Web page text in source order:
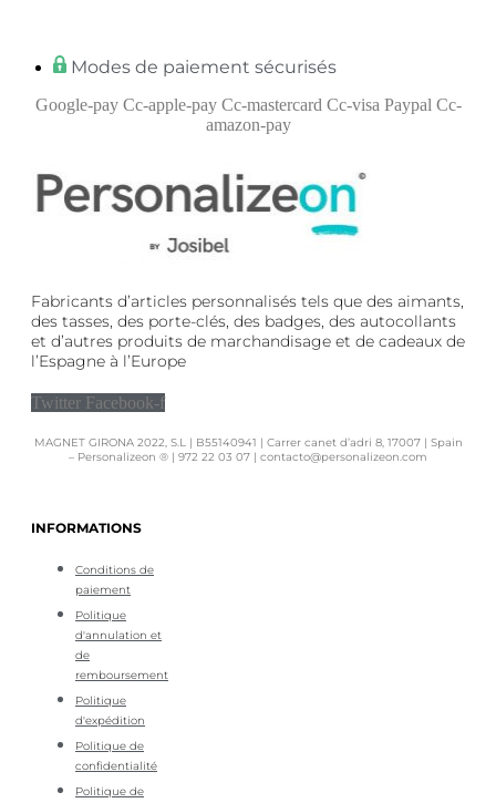
Modes de paiement sécurisés
Google-pay Cc-apple-pay Cc-mastercard Cc-visa Paypal Cc-
amazon-pay
Fabricants d’articles personnalisés tels que des aimants,
des tasses, des porte-clés, des badges, des autocollants
et d’autres produits de marchandisage et de cadeaux de
l’Espagne à l’Europe
Twitter Facebook-f
MAGNET GIRONA 2022, S.L | B55140941 | Carrer canet d’adri 8, 17007 | Spain
– Personalizeon ® | 972 22 03 07 | contacto@personalizeon.com
INFORMATIONS
Conditions de
paiement
Politique
d'annulation et
de
remboursement
Politique
d'expédition
Politique de
confidentialité
Politique de